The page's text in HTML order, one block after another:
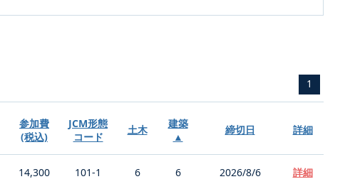
1
参加費
(税込)
JCM形態
コード
土木
建築
▲
締切日 詳細
14,300 101-1 6 6 2026/8/6 詳細